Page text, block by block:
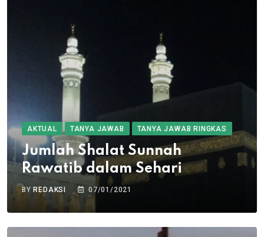
AKTUAL TANYA JAWAB TANYA JAWAB RINGKAS
Jumlah Shalat Sunnah
Rawatib dalam Sehari
BYREDAKSI 07/01/2021